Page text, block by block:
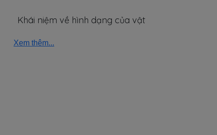
Khái niệm về hình dạng của vật
Xem thêm...